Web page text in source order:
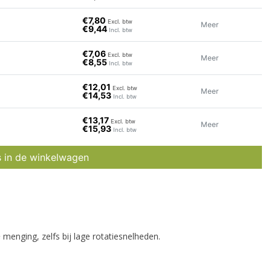
€7,80Excl. btw
€9,44 Incl. btw
Meer
€7,06Excl. btw
€8,55 Incl. btw
Meer
€12,01Excl. btw
€14,53 Incl. btw
Meer
€13,17Excl. btw
€15,93 Incl. btw
Meer
in de winkelwagen
zelfs bij lage rotatiesnelheden.